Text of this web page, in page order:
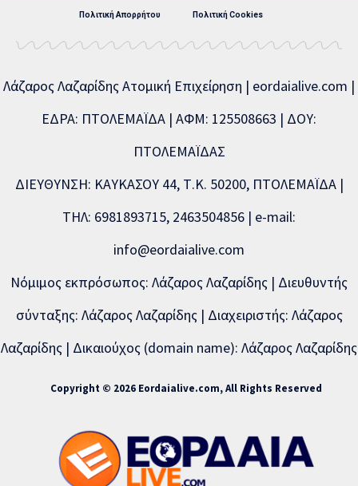
Πολιτική Απορρήτου Πολιτική Cookies
Λάζαρος Λαζαρίδης Ατομική Επιχείρηση | eordaialive.com |
ΕΔΡΑ: ΠΤΟΛΕΜΑΪΔΑ | ΑΦΜ: 125508663 | ΔΟΥ:
ΠΤΟΛΕΜΑΪΔΑΣ
ΔΙΕΥΘΥΝΣΗ: ΚΑΥΚΑΣΟΥ 44, Τ.Κ. 50200, ΠΤΟΛΕΜΑΪΔΑ |
ΤΗΛ: 6981893715, 2463504856 | e-mail:
info@eordaialive.com
Νόμιμος εκπρόσωπος: Λάζαρος Λαζαρίδης | Διευθυντής
σύνταξης: Λάζαρος Λαζαρίδης | Διαχειριστής: Λάζαρος
Λαζαρίδης | Δικαιούχος (domain name): Λάζαρος Λαζαρίδης
Copyright © 2026 Eordaialive.com, All Rights Reserved